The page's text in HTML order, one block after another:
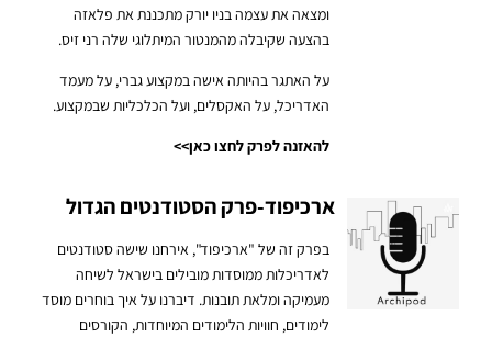
ומצאה את עצמה בניו יורק מתכננת את פלאזה
בהצעה שקיבלה מהמנטור המיתלוגי שלה רני זיס.
על האתגר בהיותה אישה במקצוע גברי, על מעמד
האדריכל, על האקסלים, ועל הכלכליות שבמקצוע.
להאזנה לפרק לחצו כאן>>
ארכיפוד-פרק הסטודנטים הגדול
בפרק זה של "ארכיפוד", אירחנו שישה סטודנטים
לאדריכלות ממוסדות מובילים בישראל לשיחה
מעמיקה ומלאת תובנות. דיברנו על איך בוחרים מוסד
לימודים, חוויות הלימודים המיוחדות, הקורסים